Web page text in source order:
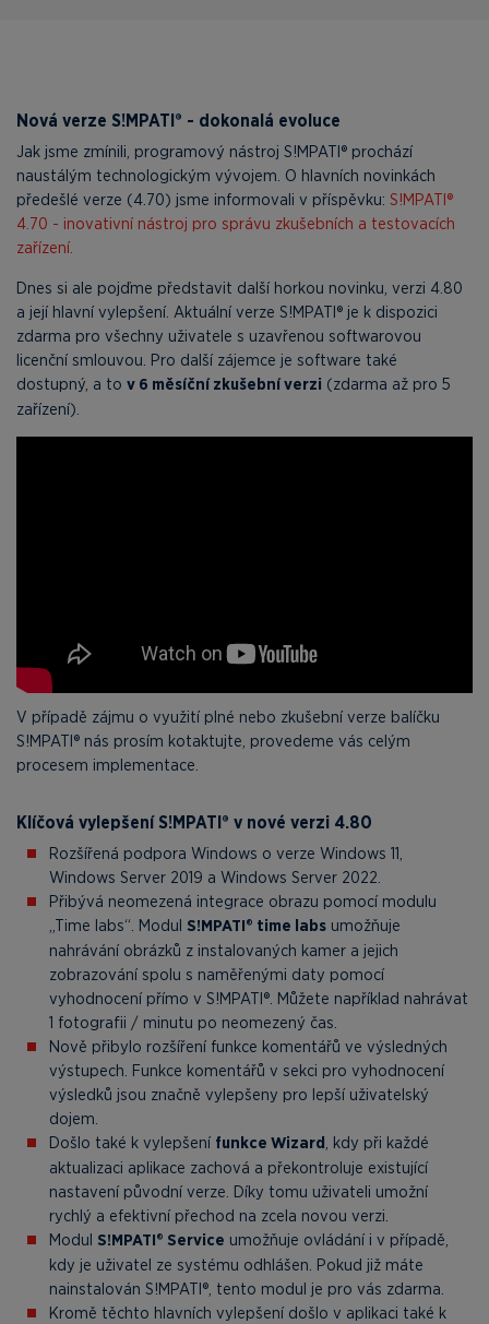
Nová verze S!MPATI® - dokonalá evoluce
Jak jsme zmínili, programový nástroj S!MPATI® prochází
naustálým technologickým vývojem. O hlavních novinkách
předešlé verze (4.70) jsme informovali v příspěvku: S!MPATI®
4.70 - inovativní nástroj pro správu zkušebních a testovacích
zařízení.
Dnes si ale pojďme představit další horkou novinku, verzi 4.80
a její hlavní vylepšení. Aktuální verze S!MPATI® je k dispozici
zdarma pro všechny uživatele s uzavřenou softwarovou
licenční smlouvou. Pro další zájemce je software také
dostupný, a to v 6 měsíční zkušební verzi (zdarma až pro 5
zařízení).
V případě zájmu o využití plné nebo zkušební verze balíčku
S!MPATI® nás prosím kotaktujte, provedeme vás celým
procesem implementace.
Klíčová vylepšeníS!MPATI® v nové verzi 4.80
Rozšířená podpora Windows o verze Windows 11,
Windows Server 2019 a Windows Server 2022.
Přibývá neomezená integrace obrazu pomocí modulu
„Time labs“. Modul S!MPATI® time labs umožňuje
nahrávání obrázků z instalovaných kamer a jejich
zobrazování spolu s naměřenými daty pomocí
vyhodnocení přímo v S!MPATI®. Můžete například nahrávat
1 fotografii / minutu po neomezený čas.
Nově přibylo rozšíření funkce komentářů ve výsledných
výstupech. Funkce komentářů v sekci pro vyhodnocení
výsledků jsou značně vylepšeny pro lepší uživatelský
dojem.
Došlo také k vylepšení funkce Wizard , kdy při každé
aktualizaci aplikace zachová a překontroluje existující
nastavení původní verze. Díky tomu uživateli umožní
rychlý a efektivní přechod na zcela novou verzi.
Modul S!MPATI® Service umožňuje ovládání i v případě,
kdy je uživatel ze systému odhlášen. Pokud již máte
nainstalován S!MPATI®, tento modul je pro vás zdarma.
Kromě těchto hlavních vylepšení došlo v aplikaci také k